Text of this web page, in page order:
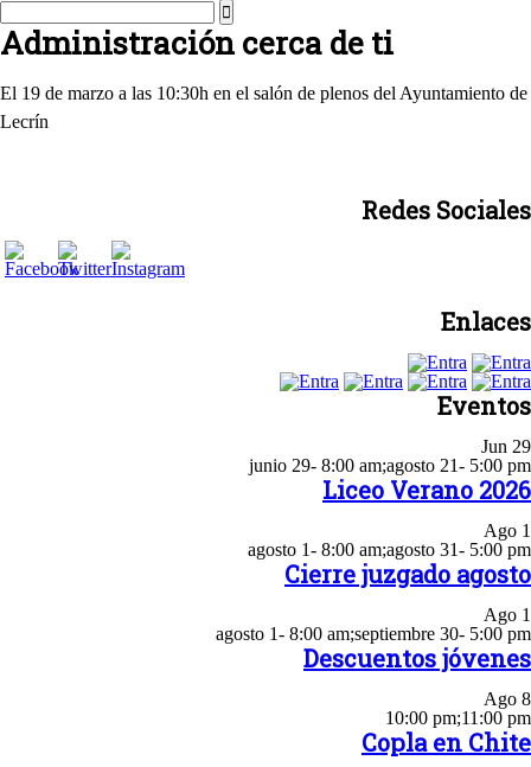
Administración cerca de ti
El 19 de marzo a las 10:30h en el salón de plenos del Ayuntamiento de
Lecrín
Redes Sociales
Enlaces
Eventos
Jun 29
junio 29- 8:00 am;agosto 21- 5:00 pm
Liceo Verano 2026
Ago 1
agosto 1- 8:00 am;agosto 31- 5:00 pm
Cierre juzgado agosto
Ago 1
agosto 1- 8:00 am;septiembre 30- 5:00 pm
Descuentos jóvenes
Ago 8
10:00 pm;11:00 pm
Copla en Chite